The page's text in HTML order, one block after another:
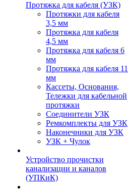
Протяжка для кабеля (УЗК)
Протяжки для кабеля
3,5 мм
Протяжка для кабеля
4,5 мм
Протяжка для кабеля 6
мм
Протяжка для кабеля 11
мм
Кассеты, Основания,
Тележки для кабельной
протяжки
Соединители УЗК
Ремкомплекты для УЗК
Наконечники для УЗК
УЗК + Чулок
Устройство прочистки
канализации и каналов
(УПКиК)